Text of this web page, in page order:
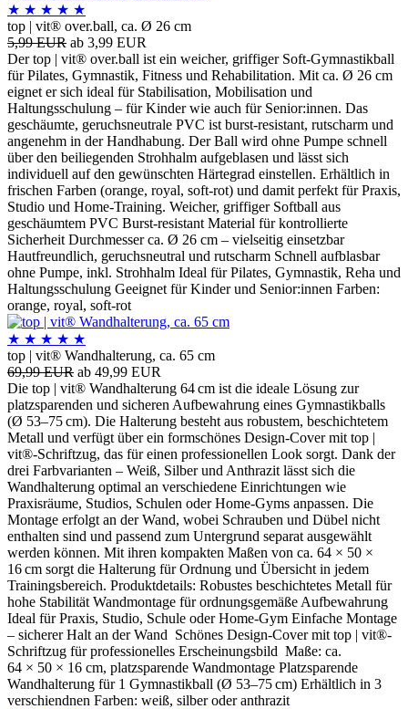
★ ★ ★ ★ ★
top | vit® over.ball, ca. Ø 26 cm
5,99 EUR ab 3,99 EUR
Der top | vit® over.ball ist ein weicher, griffiger Soft-Gymnastikball
für Pilates, Gymnastik, Fitness und Rehabilitation. Mit ca. Ø 26 cm
eignet er sich ideal für Stabilisation, Mobilisation und
Haltungsschulung – für Kinder wie auch für Senior:innen. Das
geschäumte, geruchsneutrale PVC ist burst-resistant, rutscharm und
angenehm in der Handhabung. Der Ball wird ohne Pumpe schnell
über den beiliegenden Strohhalm aufgeblasen und lässt sich
individuell auf den gewünschten Härtegrad einstellen. Erhältlich in
frischen Farben (orange, royal, soft-rot) und damit perfekt für Praxis,
Studio und Home-Training. Weicher, griffiger Softball aus
geschäumtem PVC Burst-resistant Material für kontrollierte
Sicherheit Durchmesser ca. Ø 26 cm – vielseitig einsetzbar
Hautfreundlich, geruchsneutral und rutscharm Schnell aufblasbar
ohne Pumpe, inkl. Strohhalm Ideal für Pilates, Gymnastik, Reha und
Haltungsschulung Geeignet für Kinder und Senior:innen Farben:
orange, royal, soft-rot
★ ★ ★ ★ ★
top | vit® Wandhalterung, ca. 65 cm
69,99 EUR ab 49,99 EUR
Die top | vit® Wandhalterung 64 cm ist die ideale Lösung zur
platzsparenden und sicheren Aufbewahrung eines Gymnastikballs
(Ø 53–75 cm). Die Halterung besteht aus robustem, beschichtetem
Metall und verfügt über ein formschönes Design-Cover mit top |
vit®-Schriftzug, das für einen professionellen Look sorgt. Dank der
drei Farbvarianten – Weiß, Silber und Anthrazit lässt sich die
Wandhalterung optimal an verschiedene Einrichtungen wie
Praxisräume, Studios, Schulen oder Home-Gyms anpassen. Die
Montage erfolgt an der Wand, wobei Schrauben und Dübel nicht
enthalten sind und passend zum Untergrund separat ausgewählt
werden können. Mit ihren kompakten Maßen von ca. 64 × 50 ×
16 cm sorgt die Halterung für Ordnung und Übersicht in jedem
Trainingsbereich. Produktdetails: Robustes beschichtetes Metall für
hohe Stabilität Wandmontage für ordnungsgemäße Aufbewahrung
Ideal für Praxis, Studio, Schule oder Home-Gym Einfache Montage
– sicherer Halt an der Wand Schönes Design-Cover mit top | vit®-
Schriftzug für professionelles Erscheinungsbild Maße: ca.
64 × 50 × 16 cm, platzsparende Wandmontage Platzsparende
Wandhalterung für 1 Gymnastikball (Ø 53–75 cm) Erhältlich in 3
verschiendnen Farben: weiß, silber oder anthrazit